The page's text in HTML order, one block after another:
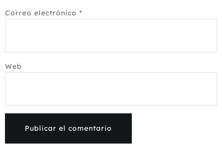
Correo electrónico *
Web